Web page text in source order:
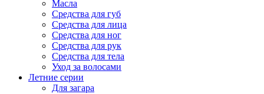
Масла
Средства для губ
Средства для лица
Средства для ног
Средства для рук
Средства для тела
Уход за волосами
Летние серии
Для загара